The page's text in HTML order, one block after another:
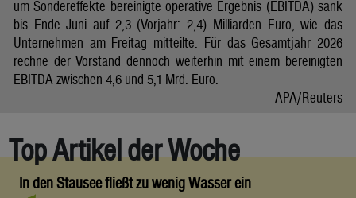
um Sondereffekte bereinigte operative Ergebnis (EBITDA) sank
bis Ende Juni auf 2,3 (Vorjahr: 2,4) Milliarden Euro, wie das
Unternehmen am Freitag mitteilte. Für das Gesamtjahr 2026
rechne der Vorstand dennoch weiterhin mit einem bereinigten
EBITDA zwischen 4,6 und 5,1 Mrd. Euro.
APA/Reuters
Top Artikel der Woche
In den Stausee fließt zu wenig Wasser ein